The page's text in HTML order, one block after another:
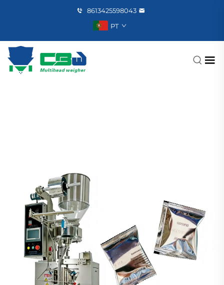
8613425598043
PT